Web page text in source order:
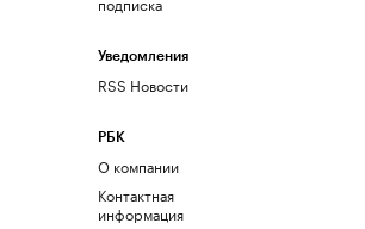
Уведомления
RSS Новости
РБК
О компании
Контактная
информация